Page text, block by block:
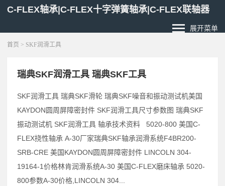
C-FLEX轴承|C-FLEX十字弹簧轴承|C-FLEX联轴器
展开菜单
首页 > SKF润滑工具
瑞典SKF润滑工具 瑞典SKF工具
SKF润滑工具 瑞典SKF滑轮 瑞典SKF噪音和振动测试机美国
KAYDON圆周屏障密封件 SKF润滑工具尺寸参数图 瑞典SKF
振动测试机 SKF润滑工具 轴承技术资料 5020-800 美国C-
FLEX挠性轴承 A-30厂家瑞典SKF轴承润滑系统F4BR200-
SRB-CRE 美国KAYDON圆周屏障密封件 LINCOLN 304-
19164-1价格林肯润滑系统A-30 美国C-FLEX磨床轴承 5020-
800参数A-30价格,LINCOLN 304...